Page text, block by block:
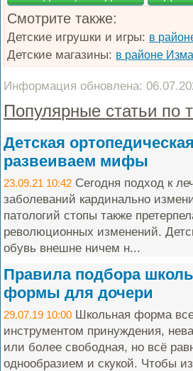
Смотрите также:
Детские игрушки и игры: в
Детские магазины: в районе
Информация обновлена:
Популярные статьи по
Детская
развеиваем мифы
23.09.21 10:42 Сегодня подход к
заболеваний кардинально
патологий стопы также
революционных изменений.
обувь внешне ничем н...
Правила подбора
формы для дочери
29.07.19 10:00 Школьная форма
инструментом принуждения,
или более свободная, но всё
однообразием и скукой. Чтобы